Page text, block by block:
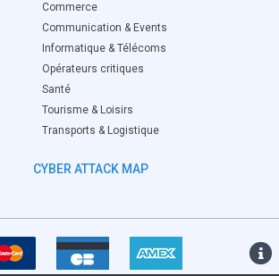
Commerce
Communication & Events
Informatique & Télécoms
Opérateurs critiques
Santé
Tourisme & Loisirs
Transports & Logistique
CYBER ATTACK MAP